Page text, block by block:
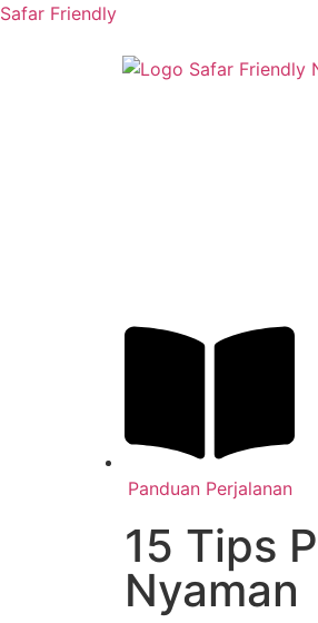
Safar Friendly
Panduan Perjalanan
15 Tips
Nyaman